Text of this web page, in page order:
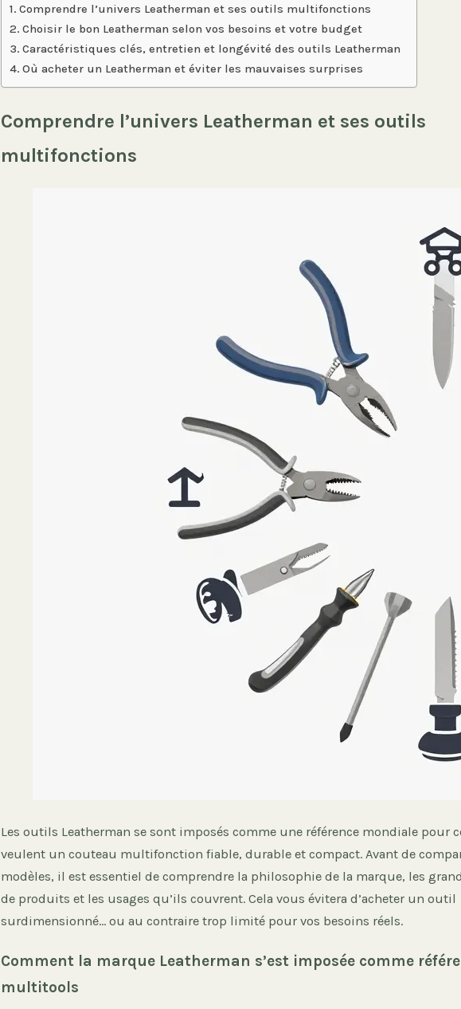
Comprendre l’univers Leatherman et ses outils multifonctions
Choisir le bon Leatherman selon vos besoins et votre budget
Caractéristiques clés, entretien et longévité des outils Leatherman
Où acheter un Leatherman et éviter les mauvaises surprises
Comprendre l’univers Leatherman et ses outils
multifonctions
Les outils Leatherman se sont imposés comme une référence mondiale pour
veulent un couteau multifonction fiable, durable et compact. Avant de
modèles, il est essentiel de comprendre la philosophie de la marque, les
de produits et les usages qu’ils couvrent. Cela vous évitera d’acheter un outil
surdimensionné… ou au contraire trop limité pour vos besoins réels.
Comment la marque Leatherman s’est imposée comme
multitools